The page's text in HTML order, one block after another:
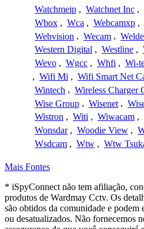
Watchmeip , Watchnet Inc ,
Wbox , Wca , Webcamxp ,
Webvision , Wecam ,
Western Digital , Westline ,
Wevo , Wgcc , Whfi , Wi-
, Wifi Mi , Wifi Smart Net
Wintech , Wireless Charger
Wise Group , Wisenet ,
Wistron , Witi , Wiwacam ,
Wonsdar , Woodie View ,
Wsdcam , Wtw , Wtw
Mais Fontes
* iSpyConnect não tem afiliação,
produtos de Wardmay Cctv. Os
são obtidos da comunidade e podem
ou desatualizados. Não fornecemos